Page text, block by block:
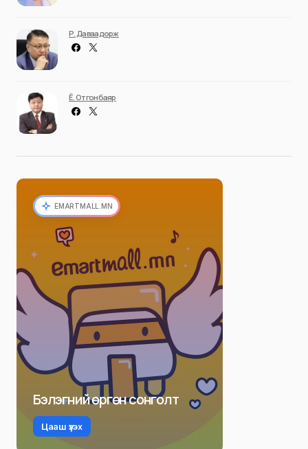
Р. Даваадорж
Ё. Отгонбаяр
EMARTMALL.MN
Бэлэгний өргөн сонголт
Цааш үзэх